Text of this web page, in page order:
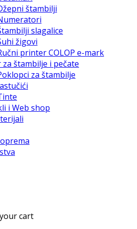
štambilji
slagalice
žigovi
printer COLOP e-mark
štambilje i pečate
za štambilje
i Web shop
cart